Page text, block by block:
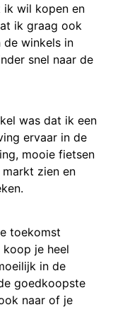
ik wil kopen en
ik graag ook
de winkels in
snel naar de
was dat ik een
ervaar in de
mooie fietsen
zien en
toekomst
koop je heel
in de
goedkoopste
naar of je